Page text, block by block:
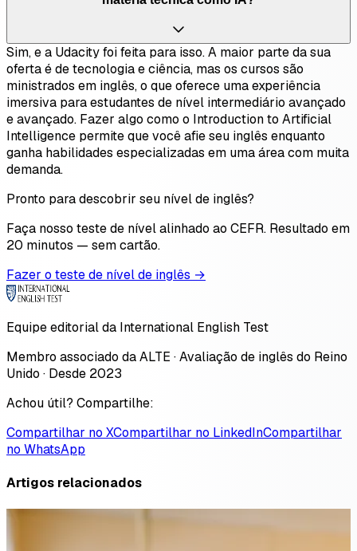
Sim, e a Udacity foi feita para isso. A maior parte da sua
oferta é de tecnologia e ciência, mas os cursos são
ministrados em inglês, o que oferece uma experiência
imersiva para estudantes de nível intermediário avançado
e avançado. Fazer algo como o Introduction to Artificial
Intelligence permite que você afie seu inglês enquanto
ganha habilidades especializadas em uma área com muita
demanda.
Pronto para descobrir seu nível de inglês?
Faça nosso teste de nível alinhado ao CEFR. Resultado em
20 minutos — sem cartão.
Fazer o teste de nível de inglês →
Equipe editorial da International English Test
Membro associado da ALTE · Avaliação de inglês do Reino
Unido · Desde 2023
Achou útil? Compartilhe:
Compartilhar no XCompartilhar no LinkedInCompartilhar
no WhatsApp
Artigos relacionados